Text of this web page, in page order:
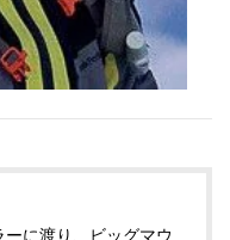
に渡り、ビッグマウ